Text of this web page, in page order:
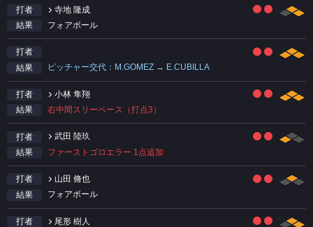
打者
寺地 隆成
結果
フォアボール
打者
結果
ピッチャー交代：M.GOMEZ → E.CUBILLA
打者
小林 隼翔
結果
右中間スリーベース（打点3）
打者
武田 陸玖
結果
ファーストゴロエラー 1点追加
打者
山田 脩也
結果
フォアボール
打者
尾形 樹人